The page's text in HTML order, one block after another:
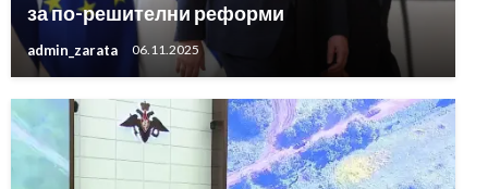
за по-решителни реформи
admin_zarata 06.11.2025